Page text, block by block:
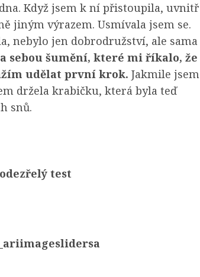
Když jsem k ní přistoupila, uvnitř
jiným výrazem. Usmívala jsem se.
nebylo jen dobrodružství, ale sama
sebou šumění, které mi říkalo, že
udělat první krok. Jakmile jsem
držela krabičku, která byla teď
snů.
test